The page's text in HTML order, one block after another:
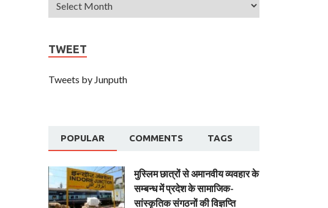
TWEET
Tweets by Junputh
POPULAR COMMENTS TAGS
मुस्लिम छात्रों से अमानवीय व्यवहार के
सम्बन्ध में प्रदेश के सामाजिक-
सांस्कृतिक संगठनों की विज्ञप्ति